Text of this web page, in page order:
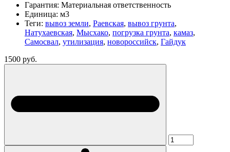
Гарантия: Материальная ответственность
Единица: м3
Теги: вывоз земли, Раевская, вывоз грунта,
Натухаевская, Мысхако, погрузка грунта, камаз,
Самосвал, утилизация, новороссийск, Гайдук
1500 руб.